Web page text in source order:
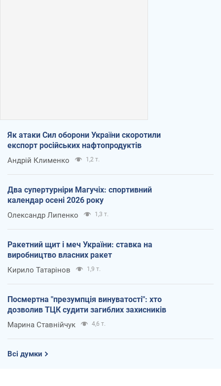
Як атаки Сил оборони України скоротили
експорт російських нафтопродуктів
Андрій Клименко 1,2 т.
Два супертурніри Магучіх: спортивний
календар осені 2026 року
Олександр Липенко 1,3 т.
Ракетний щит і меч України: ставка на
виробництво власних ракет
Кирило Татарінов 1,9 т.
Посмертна "презумпція винуватості": хто
дозволив ТЦК судити загиблих захисників
Марина Ставнійчук 4,6 т.
Всі думки